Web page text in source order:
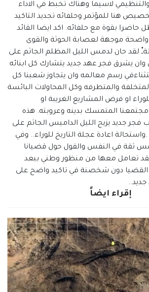
لاسيما وهناك تخبط في الاداء
هنا للمؤتمر وحلفائه تجديد التاكيد
حاضرا بقوة مع حلفائه. اكد ايضا القائد
موجهة لعصابة الحوثة والقوى
لقد حان لدمس الليل المظلم الجاثم على
وان يشرق فجر عهد جديد يتشارك كل ابنائه
رسم معالمه وان يتجاوز شعبنا كل
والمتطرفه وكل المحاولات البائسة
او فرض المشاريع الغريبة او
مجتمعنا المتمسك بدينه وعروبته. هذه
فجر جديد يزيح الليل الداميس الجاثم على
اعادة عجلة التاريخ للوراء.. وفي
ثقة في النفس والقول حول قضيانا
تعامل معها من منظور وطني ببعد
دون شخصنة في تاكيد واضح على
إقراء ايضاً